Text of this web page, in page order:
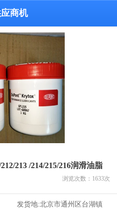
商机
213 /214/215/216润滑油脂
浏览次数： 1633次
发货地:北京市通州区台湖镇